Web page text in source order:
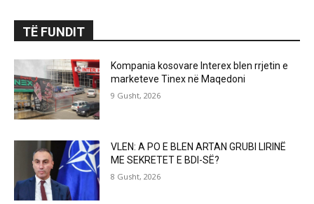
TË FUNDIT
Kompania kosovare Interex blen rrjetin e
marketeve Tinex në Maqedoni
9 Gusht, 2026
VLEN: A PO E BLEN ARTAN GRUBI LIRINË
ME SEKRETET E BDI-SË?
8 Gusht, 2026